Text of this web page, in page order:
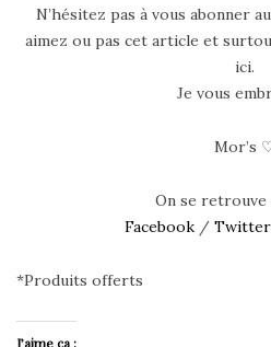
N’hésitez pas à vous abonner
aimez ou pas cet article et
ici.
Je vous
Mor’s
On se retrouve
Facebook / Twitter
*Produits offerts
J’aime ça :